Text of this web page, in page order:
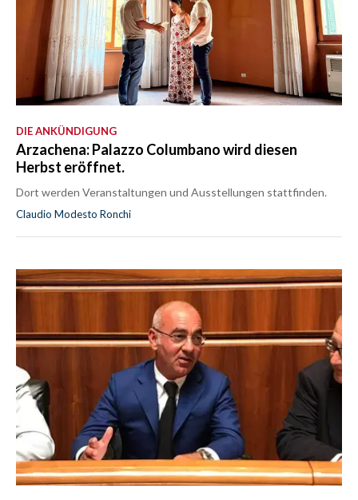
DIE ANKÜNDIGUNG
Arzachena: Palazzo Columbano wird diesen
Herbst eröffnet.
Dort werden Veranstaltungen und Ausstellungen stattfinden.
Claudio Modesto Ronchi